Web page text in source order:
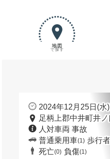
地図
で探す
2024年12月25日(水
足柄上郡中井町井
人対車両 事故
普通乗用車(1) 歩行者
死亡(0) 負傷(1)